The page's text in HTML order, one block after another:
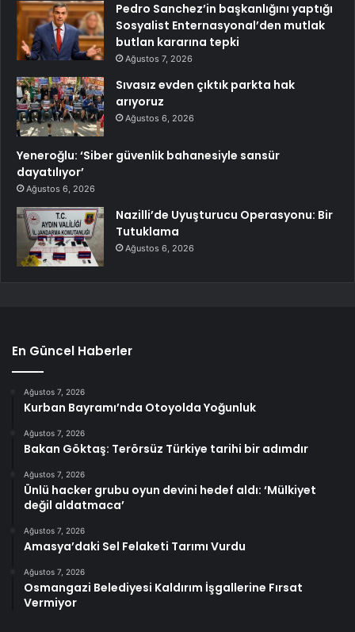
Pedro Sanchez’in başkanlığını yaptığı
Sosyalist Enternasyonal’den mutlak
butlan kararına tepki
Ağustos 7, 2026
Sıvasız evden çıktık parkta hak
arıyoruz
Ağustos 6, 2026
Yeneroğlu: ‘Siber güvenlik bahanesiyle sansür
dayatılıyor’
Ağustos 6, 2026
Nazilli’de Uyuşturucu Operasyonu: Bir
Tutuklama
Ağustos 6, 2026
En Güncel Haberler
Ağustos 7, 2026
Kurban Bayramı’nda Otoyolda Yoğunluk
Ağustos 7, 2026
Bakan Göktaş: Terörsüz Türkiye tarihi bir adımdır
Ağustos 7, 2026
Ünlü hacker grubu oyun devini hedef aldı: ‘Mülkiyet
değil aldatmaca’
Ağustos 7, 2026
Amasya’daki Sel Felaketi Tarımı Vurdu
Ağustos 7, 2026
Osmangazi Belediyesi Kaldırım İşgallerine Fırsat
Vermiyor